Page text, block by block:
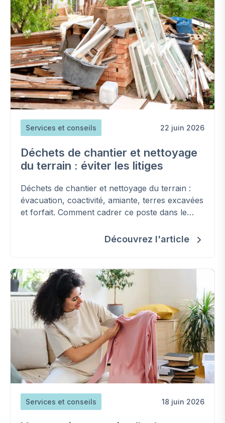
Services et conseils 22 juin 2026
Déchets de chantier et nettoyage
du terrain : éviter les litiges
Déchets de chantier et nettoyage du terrain :
évacuation, coactivité, amiante, terres excavées
et forfait. Comment cadrer ce poste dans le
Découvrez l'article
Services et conseils 18 juin 2026